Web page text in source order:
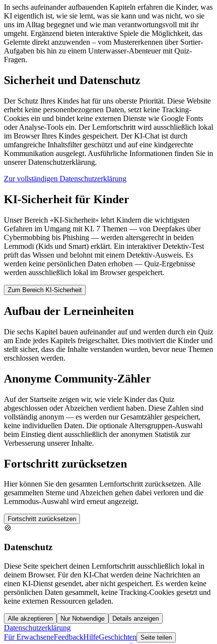
In sechs aufeinander aufbauenden Kapiteln erfahren die Kinder, was
KI eigentlich ist, wie sie lernt, was sie kann und was nicht, wo sie
uns im Alltag begegnet und wie man verantwortungsvoll mit ihr
umgeht. Ergänzend bieten interaktive Spiele die Möglichkeit, das
Gelernte direkt anzuwenden – vom Mustererkennen über Sortier-
Aufgaben bis hin zu einem Unterwasser-Abenteuer mit Quiz-
Fragen.
Sicherheit und Datenschutz
Der Schutz Ihres Kindes hat für uns oberste Priorität. Diese Website
erhebt keine personenbezogenen Daten, setzt keine Tracking-
Cookies ein und bindet keine externen Dienste wie Google Fonts
oder Analyse-Tools ein. Der Lernfortschritt wird ausschließlich lokal
im Browser Ihres Kindes gespeichert. Der KI-Chat ist durch
umfangreiche Inhaltsfilter geschützt und auf eine kindgerechte
Kommunikation ausgelegt. Ausführliche Informationen finden Sie in
unserer Datenschutzerklärung.
Zur vollständigen Datenschutzerklärung
KI-Sicherheit für Kinder
Unser Bereich «KI-Sicherheit» lehrt Kindern die wichtigsten
Gefahren im Umgang mit KI. 7 Themen — von Deepfakes über
Cybermobbing bis Phishing — werden altersgerecht in beiden
Lernmodi (Kids und Smart) erklärt. Ein interaktiver Detektiv-Test
prüft das Wissen und belohnt mit einem Detektiv-Ausweis. Es
werden keine persönlichen Daten erhoben — Quiz-Ergebnisse
werden ausschließlich lokal im Browser gespeichert.
Zum Bereich KI-Sicherheit
Aufbau der Lerneinheiten
Die sechs Kapitel bauen aufeinander auf und werden durch ein Quiz
am Ende jedes Kapitels freigeschaltet. Dies motiviert die Kinder und
stellt sicher, dass die Inhalte verstanden wurden, bevor neue Themen
erschlossen werden.
Anonyme Community-Zähler
Auf der Startseite zeigen wir, wie viele Kinder das Quiz
abgeschlossen oder Abzeichen verdient haben. Diese Zahlen sind
vollständig anonym — es werden nur Gesamtzähler gespeichert,
keine individuellen Daten. Die optionale Altersgruppen-Auswahl
beim Einstieg dient ausschließlich der anonymen Statistik zur
Verbesserung unserer Inhalte.
Fortschritt zurücksetzen
Hier können Sie den gesamten Lernfortschritt zurücksetzen. Alle
gesammelten Sterne und Abzeichen gehen dabei verloren und die
Lernmodus-Auswahl wird erneut angezeigt.
Fortschritt zurücksetzen
🍪
Datenschutz
Diese Seite speichert deinen Lernfortschritt ausschließlich lokal in
deinem Browser. Für den KI-Chat werden deine Nachrichten an
einen KI-Dienst gesendet, aber nicht gespeichert. Es werden keine
persönlichen Daten gesammelt, keine Tracking-Cookies gesetzt und
keine externen Ressourcen geladen.
Alle akzeptieren Nur Notwendige Details anzeigen
Datenschutzerklärung
Für ErwachseneFeedbackHilfeGeschichten Seite teilen